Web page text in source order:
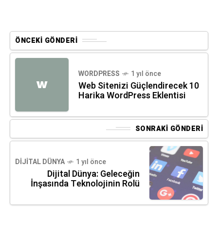
ÖNCEKI GÖNDERI
W
WORDPRESS 1 yıl önce
Web Sitenizi Güçlendirecek 10
Harika WordPress Eklentisi
SONRAKI GÖNDERI
DIJITAL DÜNYA 1 yıl önce
Dijital Dünya: Geleceğin
İnşasında Teknolojinin Rolü